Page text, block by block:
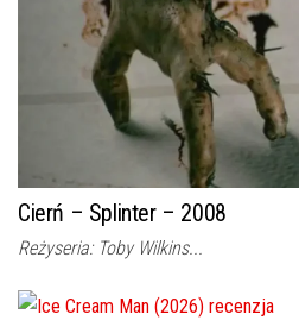
Cierń – Splinter – 2008
Reżyseria: Toby Wilkins...